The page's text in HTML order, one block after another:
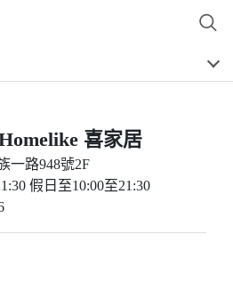
喜家居
一路948號2F
假日至10:00至21:30